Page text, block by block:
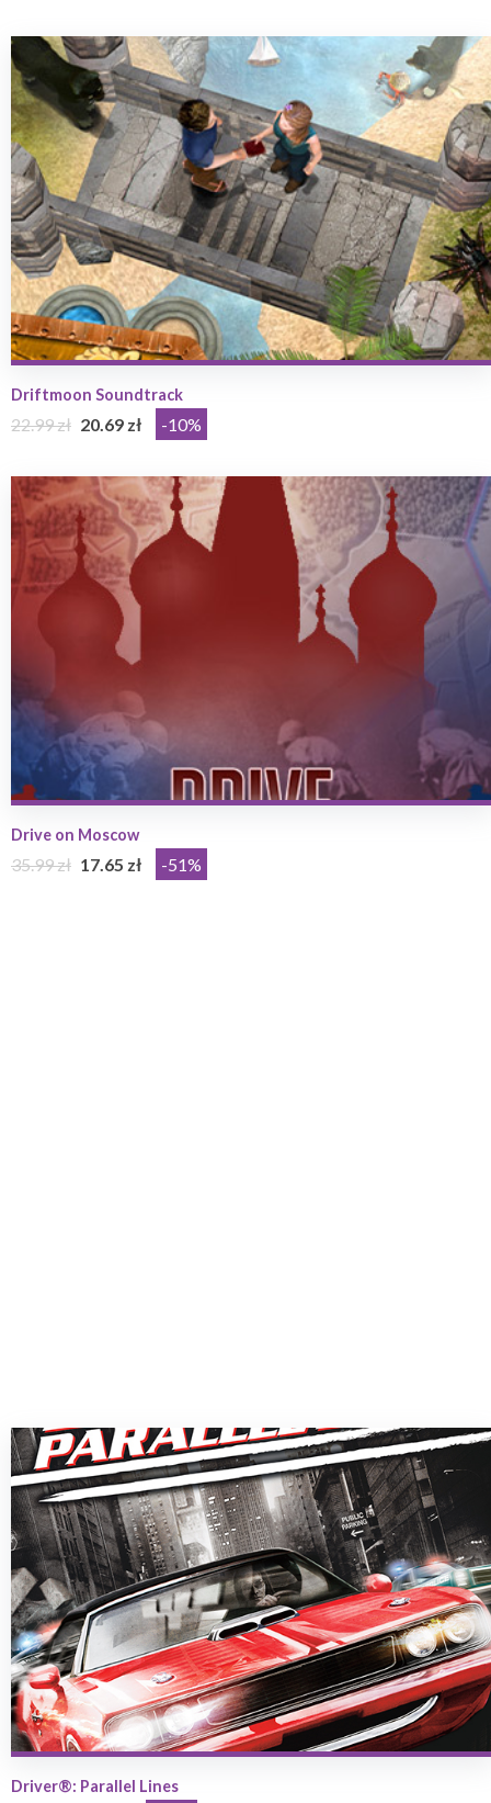
Driftmoon Soundtrack
22.99 zł 20.69 zł -10%
Drive on Moscow
35.99 zł 17.65 zł -51%
Driver®: Parallel Lines